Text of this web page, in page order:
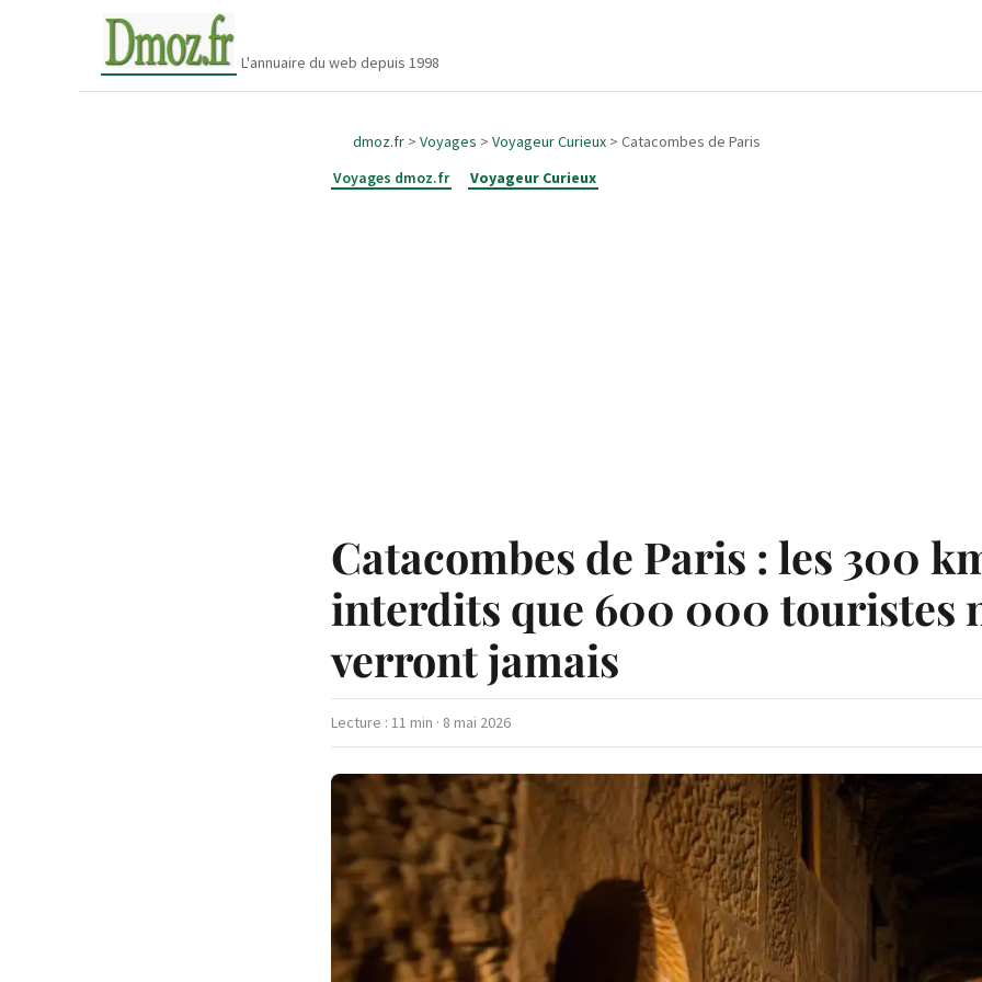
L'annuaire du web depuis 1998
dmoz.fr > Voyages > Voyageur Curieux > Catacombes de Paris
Voyages dmoz.fr
Voyageur Curieux
Catacombes de Paris : les 300
interdits que 600 000 touristes
verront jamais
Lecture : 11 min · 8 mai 2026